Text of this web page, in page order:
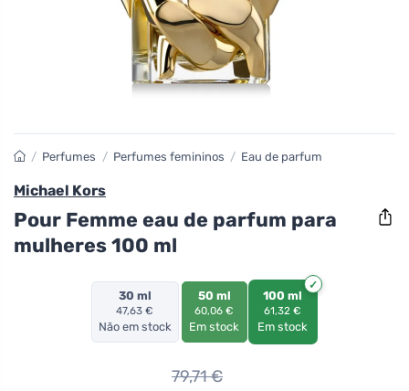
/ Perfumes / Perfumes femininos / Eau de parfum
Michael Kors
Pour Femme eau de parfum para
mulheres 100 ml
30 ml
47,63 €
Não em stock
50 ml
60,06 €
Em stock
100 ml
61,32 €
Em stock
79,71€